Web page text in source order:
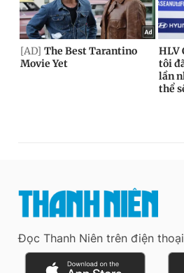
Đọc Thanh Niên trên điện thoại